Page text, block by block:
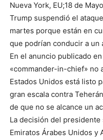
Nueva York, EU;18 de
Trump suspendió el
martes porque están en
que podrían conducir a un
En el anuncio publicado
«commander-in-chief» no
Estados Unidos está listo
gran escala contra
de que no se alcance un
La decisión del
Emiratos Árabes Unidos y